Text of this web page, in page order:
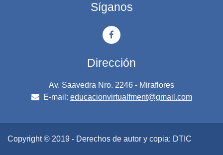
Síganos
Dirección
Av. Saavedra Nro. 2246 - Miraflores
E-mail: educacionvirtualfment@gmail.com
Copyright © 2019 - Derechos de autor y copia: DTIC